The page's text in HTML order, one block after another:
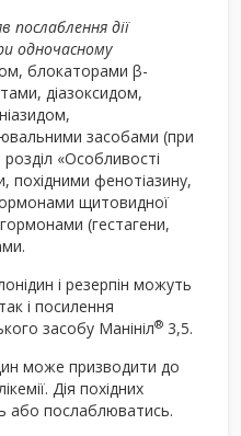
послаблення дії
одночасному
блокаторами β-
діазоксидом,
засобами (при
«Особливості
похідними фенотіазину,
щитовидної
(гестагени,
і резерпін можуть
і посилення
засобу Манініл® 3,5.
може призводити до
Дія похідних
або послаблюватись.